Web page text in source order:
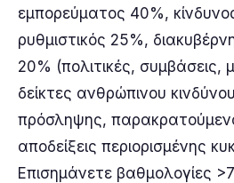
εμπορεύματος 40%,
ρυθμιστικός 25%,
20% (πολιτικές, συμβάσεις,
δείκτες ανθρώπινου
πρόσληψης,
αποδείξεις περιορισμένης
Επισημάνετε βαθμολογίες